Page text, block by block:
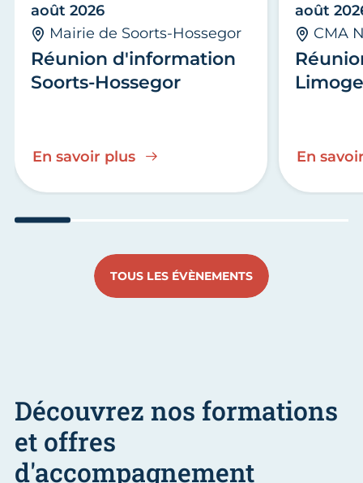
Réunion d'information
Soorts-Hossegor
août 2026
Mairie de Soorts-Hossegor
En savoir plus
août
CMA
En
TOUS LES ÉVÈNEMENTS
Découvrez nos formations
et offres
d'accompagnement